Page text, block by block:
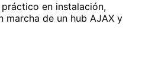
en instalación,
marcha de un hub AJAX y